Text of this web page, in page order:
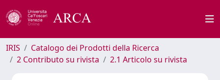
IRIS
Catalogo dei Prodotti della Ricerca
2 Contributo su rivista
2.1 Articolo su rivista